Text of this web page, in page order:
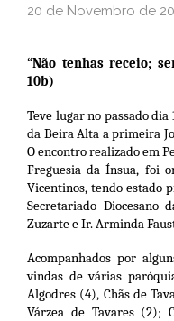
20 de Novembro de
“Não tenhas receio;
10b)
Teve lugar no passado
da Beira Alta a primeira
O encontro realizado em
Freguesia da Ínsua, foi
Vicentinos, tendo estado
Secretariado Diocesano
Zuzarte e Ir. Arminda
Acompanhados por
vindas de várias
Algodres (4), Chãs de
Várzea de Tavares (2);